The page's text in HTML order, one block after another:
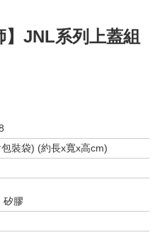
】JNL系列上蓋組
裝袋) (約長x寬x高cm)
矽膠